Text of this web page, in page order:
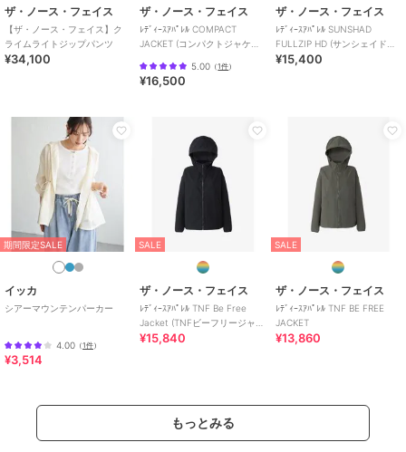
ザ・ノース・フェイス
【ザ・ノース・フェイス】ク
ライムライトジップパンツ
¥34,100
ザ・ノース・フェイス
ﾚﾃﾞｨｰｽｱﾊﾟﾚﾙ COMPACT
JACKET (コンパクトジャケッ
5.00 （1件）
¥16,500
ザ・ノース・フェイス
ﾚﾃﾞｨｰｽｱﾊﾟﾚﾙ SUNSHAD
FULLZIP HD (サンシェイドフ
ルジップフーディ)
¥15,400
期間限定SALE
イッカ
シアーマウンテンパーカー
4.00 （1件）
¥3,514
SALE
ザ・ノース・フェイス
ﾚﾃﾞｨｰｽｱﾊﾟﾚﾙ TNF Be Free
Jacket (TNFビーフリージャケ
ット)
¥15,840
SALE
ザ・ノース・フェイス
ﾚﾃﾞｨｰｽｱﾊﾟﾚﾙ TNF BE FREE
JACKET
¥13,860
もっとみる